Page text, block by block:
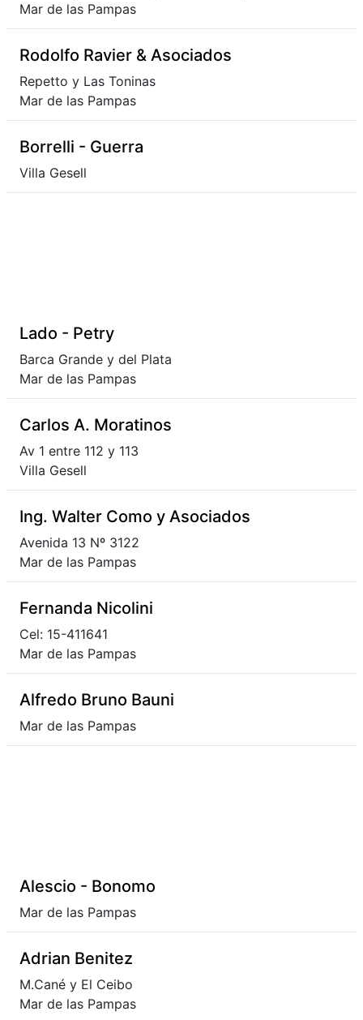
Mar de las Pampas
Rodolfo Ravier & Asociados
Repetto y Las Toninas
Mar de las Pampas
Borrelli - Guerra
Villa Gesell
Lado - Petry
Barca Grande y del Plata
Mar de las Pampas
Carlos A. Moratinos
Av 1 entre 112 y 113
Villa Gesell
Ing. Walter Como y Asociados
Avenida 13 Nº 3122
Mar de las Pampas
Fernanda Nicolini
Cel: 15-411641
Mar de las Pampas
Alfredo Bruno Bauni
Mar de las Pampas
Alescio - Bonomo
Mar de las Pampas
Adrian Benitez
M.Cané y El Ceibo
Mar de las Pampas